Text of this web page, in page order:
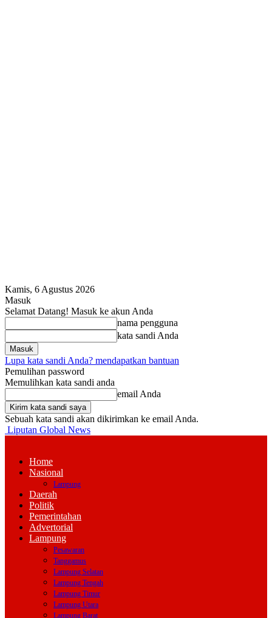
Kamis, 6 Agustus 2026
Masuk
Selamat Datang! Masuk ke akun Anda
nama pengguna
kata sandi Anda
Lupa kata sandi Anda? mendapatkan bantuan
Pemulihan password
Memulihkan kata sandi anda
email Anda
Sebuah kata sandi akan dikirimkan ke email Anda.
Liputan Global News
Home
Nasional
Lampung
Daerah
Politik
Pemerintahan
Advertorial
Lampung
Pesawaran
Tanggamus
Lampung Selatan
Lampung Tengah
Lampung Timur
Lampung Utara
Lampung Barat